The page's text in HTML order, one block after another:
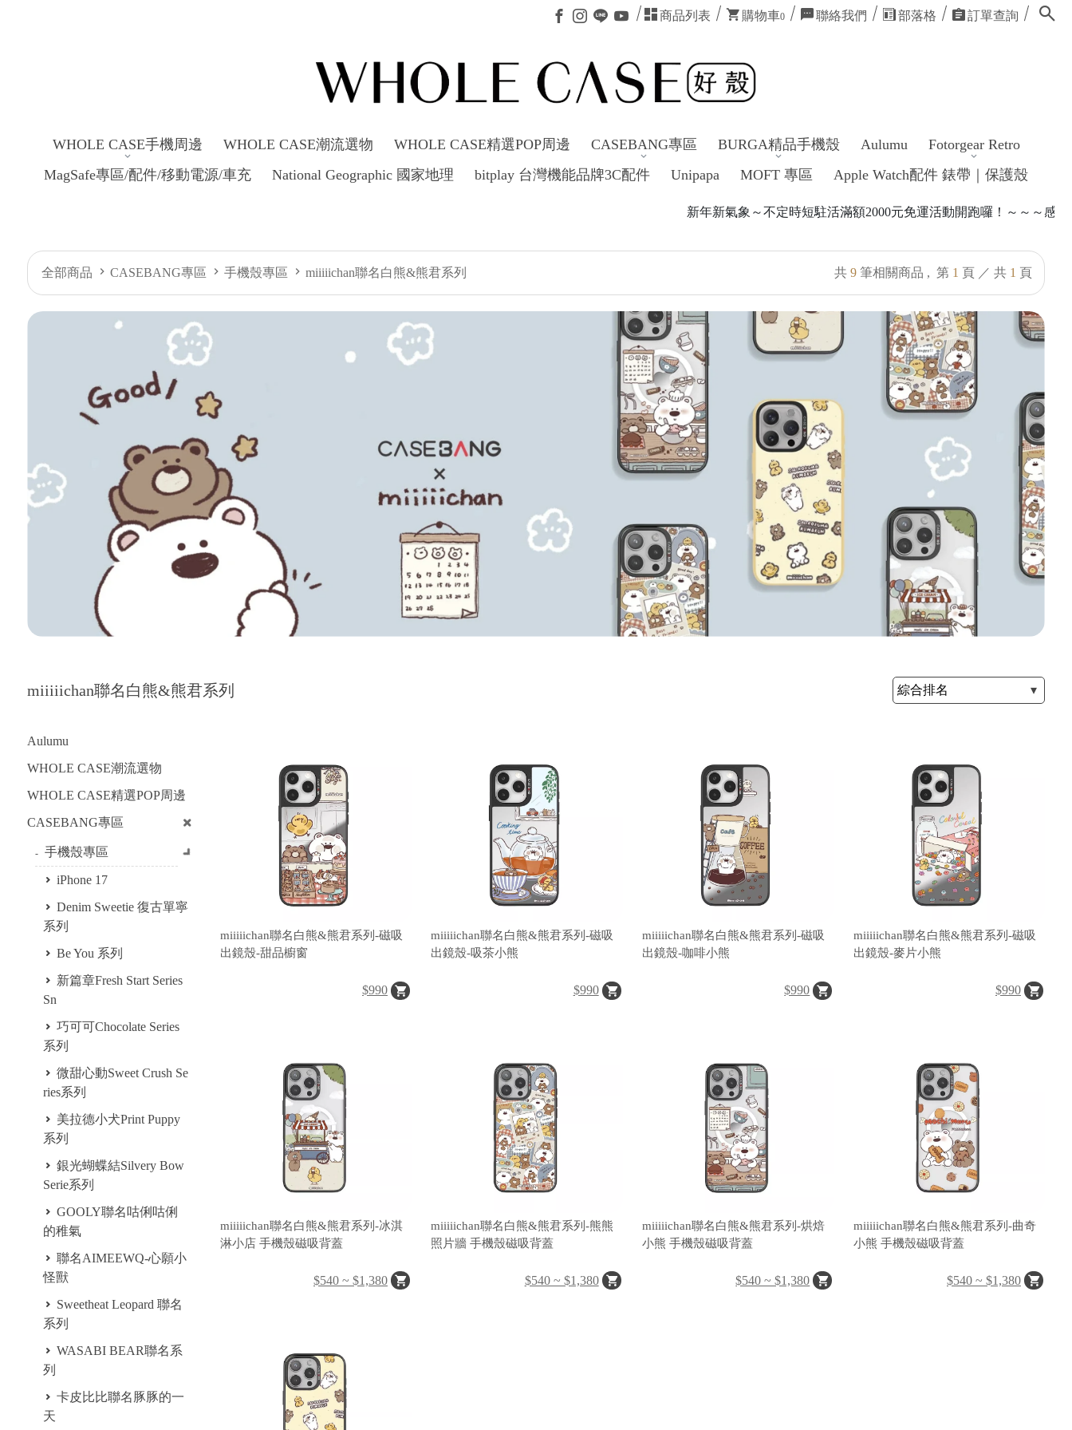
商品列表 購物車0 聯絡我們 部落格 訂單查詢
WHOLE CASE手機周邊 WHOLE CASE潮流選物 WHOLE CASE精選POP周邊 CASEBANG專區 BURGA精品手機殼 Aulumu
Fotorgear Retro
MagSafe專區/配件/移動電源/車充
National Geographic 國家地理 bitplay 台灣機能品牌3C配件 Unipapa MOFT 專區 Apple Watch配件 錶帶｜保護殼
新年新氣象～不定時短駐活滿額2000元免運活動開跑囉！～～～感謝各位的照
全部商品 CASEBANG專區 手機殼專區 miiiiichan聯名白熊&熊君系列 共 9 筆相關商品 , 第 1 頁 ／ 共 1 頁
miiiiichan聯名白熊&熊君系列
Aulumu
WHOLE CASE潮流選物
WHOLE CASE精選POP周邊
CASEBANG專區
手機殼專區
iPhone 17
Denim Sweetie 復古單寧
系列
Be You 系列
新篇章Fresh Start Series
Sn
巧可可Chocolate Series
系列
微甜心動Sweet Crush Se
ries系列
美拉德小犬Print Puppy
系列
銀光蝴蝶結Silvery Bow
Serie系列
GOOLY聯名咕俐咕俐
的稚氣
聯名AIMEEWQ-心願小
怪獸
Sweetheat Leopard 聯名
系列
WASABI BEAR聯名系
列
卡皮比比聯名豚豚的一
天
miiiiichan聯名白熊&熊君系列-磁吸
出鏡殼-甜品櫥窗
$990
miiiiichan聯名白熊&熊君系列-磁吸
出鏡殼-吸茶小熊
$990
miiiiichan聯名白熊&熊君系列-磁吸
出鏡殼-咖啡小熊
$990
miiiiichan聯名白熊&熊君系列-磁吸
出鏡殼-麥片小熊
$990
miiiiichan聯名白熊&熊君系列-冰淇
淋小店 手機殼磁吸背蓋
$540 ~ $1,380
miiiiichan聯名白熊&熊君系列-熊熊
照片牆 手機殼磁吸背蓋
$540 ~ $1,380
miiiiichan聯名白熊&熊君系列-烘焙
小熊 手機殼磁吸背蓋
$540 ~ $1,380
miiiiichan聯名白熊&熊君系列-曲奇
小熊 手機殼磁吸背蓋
$540 ~ $1,380